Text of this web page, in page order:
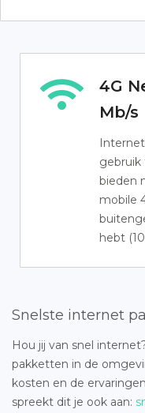
4G
Mb/s
Internet
gebruik
bieden
mobile
hebt
Snelste internet
Hou jij van snel
pakketten in de
kosten en de
spreekt dit je ook aan: